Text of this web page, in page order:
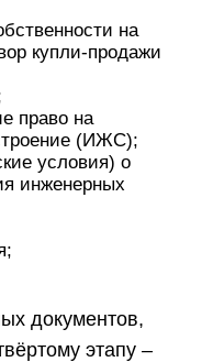
на
купли-продажи
право на
(ИЖС);
условия) о
инженерных
документов,
этапу –